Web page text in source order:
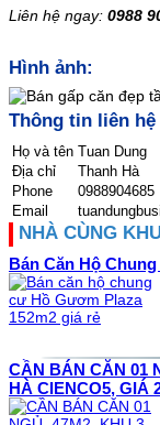
Liên hệ ngay: 0988
Hình ảnh:
Thông tin liên hệ
Họ và tên Tuan Dung
Địa chỉ
Thanh Hà
Phone
0988904685
Email
NHÀ CÙNG
Bán Căn Hộ
CẦN BÁN CĂN 01
HÀ CIENCO5, GIÁ